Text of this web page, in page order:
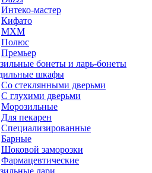
Интеко-мастер
Кифато
МХМ
Полюс
Премьер
бонеты и ларь-бонеты
шкафы
Со стеклянными дверьми
С глухими дверьми
Морозильные
Для пекарен
Специализированные
Барные
Шоковой заморозки
Фармацевтические
лари